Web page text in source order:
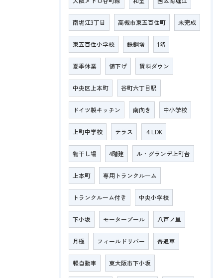
南堀江3丁目 高槻市東五百住町 未完成
東五百住小学校 鉄鋼増 1階
夏季休業 値下げ 賃料ダウン
中央区上本町 谷町六丁目駅
ドイツ製キッチン 南向き 中小学校
上町中学校 テラス ４LDK
物干し場 4階建 ル・グランデ上町台
上本町 専用トランクルーム
トランクルーム付き 中央小学校
下小坂 モータープール 八戸ノ里
月極 フィールドリバー 普通車
軽自動車 東大阪市下小坂